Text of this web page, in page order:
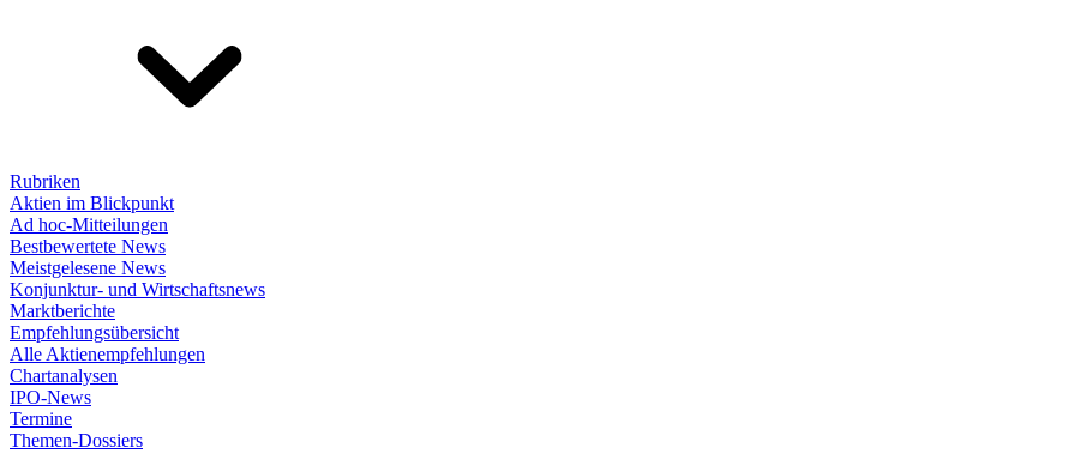
Rubriken
Aktien im Blickpunkt
Ad hoc-Mitteilungen
Bestbewertete News
Meistgelesene News
Konjunktur- und Wirtschaftsnews
Marktberichte
Empfehlungsübersicht
Alle Aktienempfehlungen
Chartanalysen
IPO-News
Termine
Themen-Dossiers